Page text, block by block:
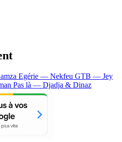
Egérie — Nekfeu GTB — Jey
Pas là — Djadja & Dinaz